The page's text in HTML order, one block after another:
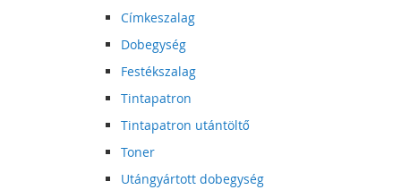
Címkeszalag
Dobegység
Festékszalag
Tintapatron
Tintapatron utántöltő
Toner
Utángyártott dobegység